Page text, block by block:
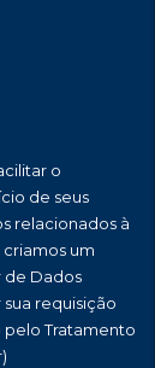
o
de seus
relacionados à
criamos um
de Dados
sua requisição
pelo Tratamento